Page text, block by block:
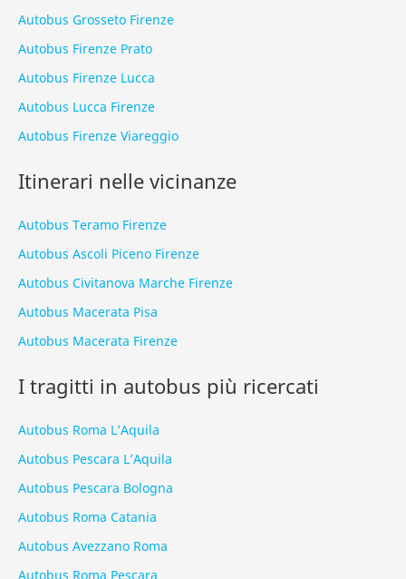
Autobus Grosseto Firenze
Autobus Firenze Prato
Autobus Firenze Lucca
Autobus Lucca Firenze
Autobus Firenze Viareggio
Itinerari nelle vicinanze
Autobus Teramo Firenze
Autobus Ascoli Piceno Firenze
Autobus Civitanova Marche Firenze
Autobus Macerata Pisa
Autobus Macerata Firenze
I tragitti in autobus più ricercati
Autobus Roma L’Aquila
Autobus Pescara L’Aquila
Autobus Pescara Bologna
Autobus Roma Catania
Autobus Avezzano Roma
Autobus Roma Pescara